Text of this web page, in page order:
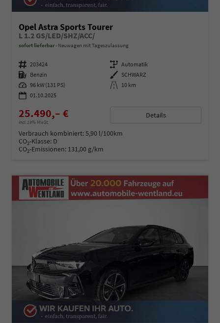
Opel Astra Sports Tourer
L 1.2 GS/LED/SHZ/ACC/
sofort lieferbar Neuwagen mit Tageszulassung
Fahrzeugnummer 203424 Getriebe Automatik
Kraftstoff Benzin Außenfarbe SCHWARZ
Leistung 96 kW (131 PS) Kilometerstand 10 km
01.10.2025
25.490,– €
incl. 19% MwSt.
Details
Verbrauch kombiniert:5,90 l/100km
CO2-Klasse: D
CO2-Emissionen: 131,00 g/km